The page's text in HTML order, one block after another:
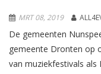
MRT 08, 2019
De gemeenten
gemeente Dronten op
van muziekfestivals als